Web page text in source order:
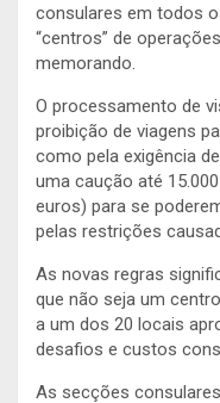
consulares em todos
“centros” de
memorando.
O processamento de
proibição de viagens
como pela exigência
uma caução até
euros) para se
pelas restrições
As novas regras
que não seja um
a um dos 20 locais
desafios e custos
As secções